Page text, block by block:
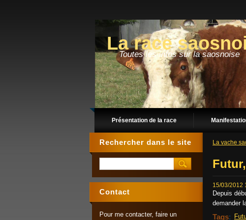
La race
Toutes les infos sur la saosnoise
Présentation de la race
La vache
15/03/2012
Depuis
demander
Tags:
Rechercher dans le site
Contact
Pour me contacter, faire un